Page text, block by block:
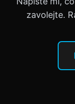
zavolejte.